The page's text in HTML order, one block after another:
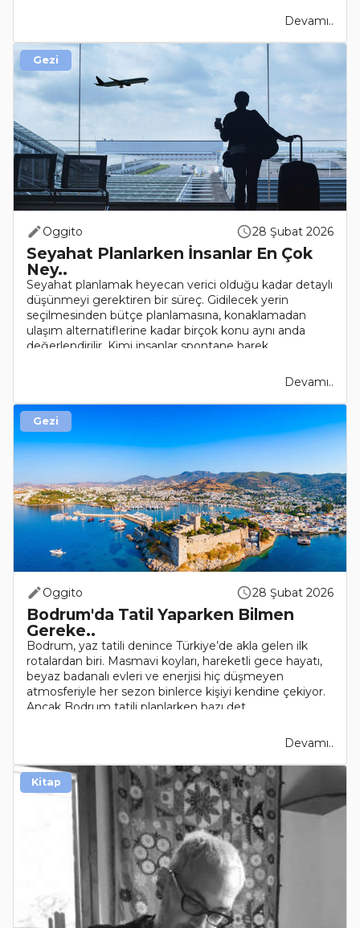
Devamı..
Oggito 28 Şubat 2026
Seyahat Planlarken İnsanlar En Çok
Ney..
Seyahat planlamak heyecan verici olduğu kadar detaylı
düşünmeyi gerektiren bir süreç. Gidilecek yerin
seçilmesinden bütçe planlamasına, konaklamadan
ulaşım alternatiflerine kadar birçok konu aynı anda
değerlendirilir. Kimi insanlar spontane harek..
Devamı..
Gezi
Oggito 28 Şubat 2026
Bodrum'da Tatil Yaparken Bilmen
Gereke..
Bodrum, yaz tatili denince Türkiye’de akla gelen ilk
rotalardan biri. Masmavi koyları, hareketli gece hayatı,
beyaz badanalı evleri ve enerjisi hiç düşmeyen
atmosferiyle her sezon binlerce kişiyi kendine çekiyor.
Ancak Bodrum tatili planlarken bazı det..
Devamı..
Gezi
Kitap